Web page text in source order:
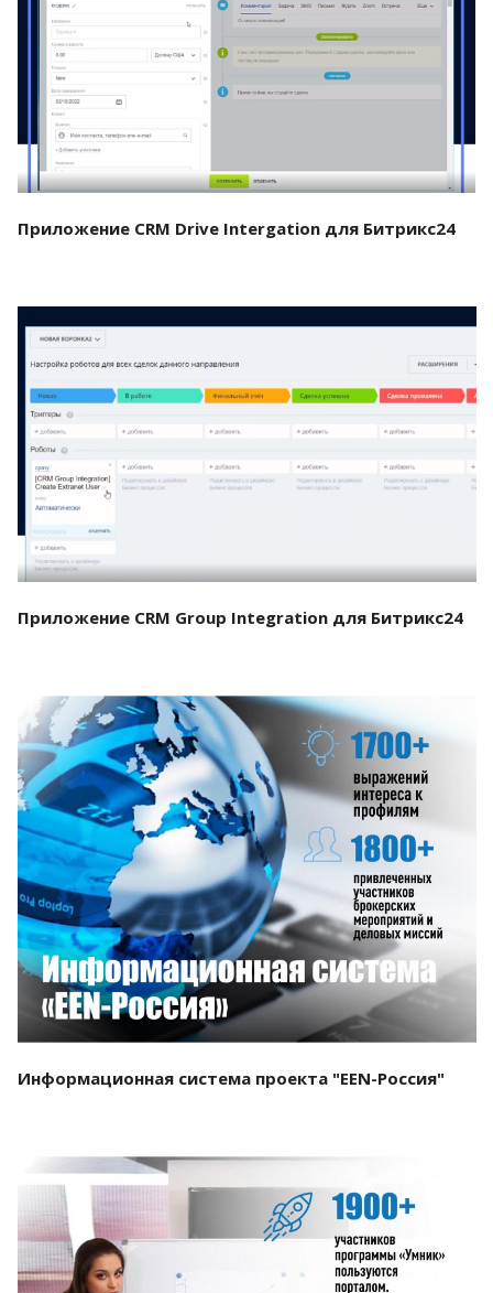
Смотреть проект
Приложение CRM Drive Intergation для Битрикс24
Смотреть проект
Приложение CRM Group Integration для Битрикс24
Смотреть проект
Информационная система проекта "EEN-Россия"